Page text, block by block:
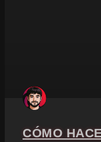
CÓMO